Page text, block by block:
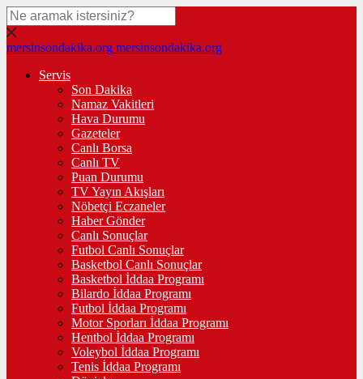
mersinsondakika.org mersinsondakika.org
Servis
Son Dakika
Namaz Vakitleri
Hava Durumu
Gazeteler
Canlı Borsa
Canlı TV
Puan Durumu
TV Yayın Akışları
Nöbetçi Eczaneler
Haber Gönder
Canlı Sonuçlar
Futbol Canlı Sonuçlar
Basketbol Canlı Sonuçlar
Basketbol İddaa Programı
Bilardo İddaa Programı
Futbol İddaa Programı
Motor Sporları İddaa Programı
Hentbol İddaa Programı
Voleybol İddaa Programı
Tenis İddaa Programı